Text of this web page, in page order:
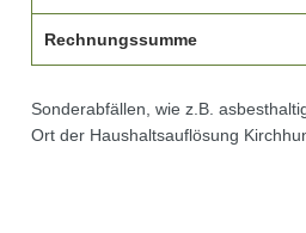
Rechnungssumme
Sonderabfällen, wie z.B.
Ort der Haushaltsauflösung